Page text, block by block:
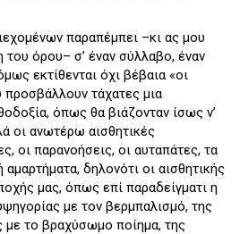
παραπέμπει –κι ας μου
όρου– σ’ έναν σύλλαβο, έναν
εκτίθενται όχι βέβαια «οι
προσβάλλουν τάχατες μια
όπως θα βιάζονταν ίσως ν’
οι ανωτέρω αισθητικές
οι παρανοήσεις, οι αυταπάτες, τα
δηλονότι οι αισθητικής
μας, όπως επί παραδείγματι η
με τον βερμπαλισμό, της
με το βραχύσωμο ποίημα, της